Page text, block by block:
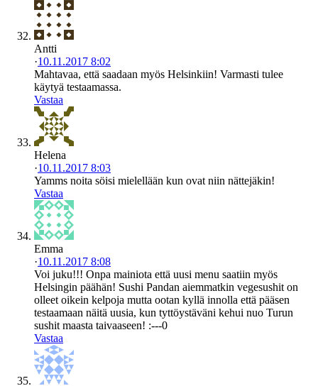
Antti
·10.11.2017 8:02
Mahtavaa, että saadaan myös Helsinkiin! Varmasti tulee
käytyä testaamassa.
Vastaa
Helena
·10.11.2017 8:03
Yamms noita söisi mielellään kun ovat niin nättejäkin!
Vastaa
Emma
·10.11.2017 8:08
Voi juku!!! Onpa mainiota että uusi menu saatiin myös
Helsingin päähän! Sushi Pandan aiemmatkin vegesushit on
olleet oikein kelpoja mutta ootan kyllä innolla että pääsen
testaamaan näitä uusia, kun tyttöystäväni kehui nuo Turun
sushit maasta taivaaseen! :---0
Vastaa